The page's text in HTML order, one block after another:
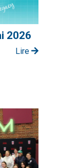
2026
Lire